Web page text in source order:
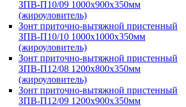
ЗПВ-П10/09 1000х900х350мм
(жироуловитель)
Зонт приточно-вытяжной пристенный
ЗПВ-П10/10 1000х1000х350мм
(жироуловитель)
Зонт приточно-вытяжной пристенный
ЗПВ-П12/08 1200х800х350мм
(жироуловитель)
Зонт приточно-вытяжной пристенный
ЗПВ-П12/09 1200х900х350мм